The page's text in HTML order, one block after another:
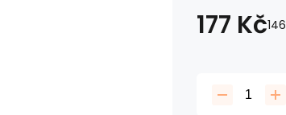
177 Kč146